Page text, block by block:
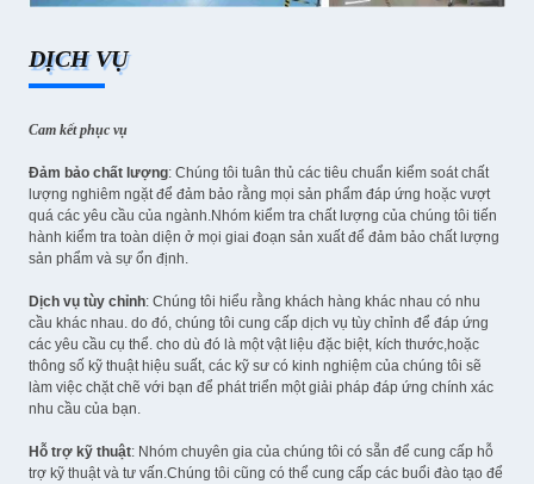
DỊCH VỤ
Cam kết phục vụ
Đảm bảo chất lượng: Chúng tôi tuân thủ các tiêu chuẩn kiểm soát chất
lượng nghiêm ngặt để đảm bảo rằng mọi sản phẩm đáp ứng hoặc vượt
quá các yêu cầu của ngành.Nhóm kiểm tra chất lượng của chúng tôi tiến
hành kiểm tra toàn diện ở mọi giai đoạn sản xuất để đảm bảo chất lượng
sản phẩm và sự ổn định.
Dịch vụ tùy chỉnh: Chúng tôi hiểu rằng khách hàng khác nhau có nhu
cầu khác nhau. do đó, chúng tôi cung cấp dịch vụ tùy chỉnh để đáp ứng
các yêu cầu cụ thể. cho dù đó là một vật liệu đặc biệt, kích thước,hoặc
thông số kỹ thuật hiệu suất, các kỹ sư có kinh nghiệm của chúng tôi sẽ
làm việc chặt chẽ với bạn để phát triển một giải pháp đáp ứng chính xác
nhu cầu của bạn.
Hỗ trợ kỹ thuật: Nhóm chuyên gia của chúng tôi có sẵn để cung cấp hỗ
trợ kỹ thuật và tư vấn.Chúng tôi cũng có thể cung cấp các buổi đào tạo để